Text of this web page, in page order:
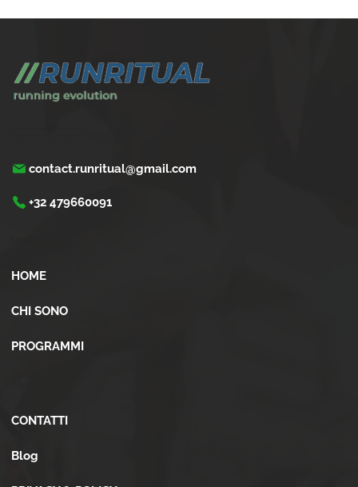
contact.runritual@gmail.com
+32 479660091
HOME
CHI SONO
PROGRAMMI
CONTATTI
Blog